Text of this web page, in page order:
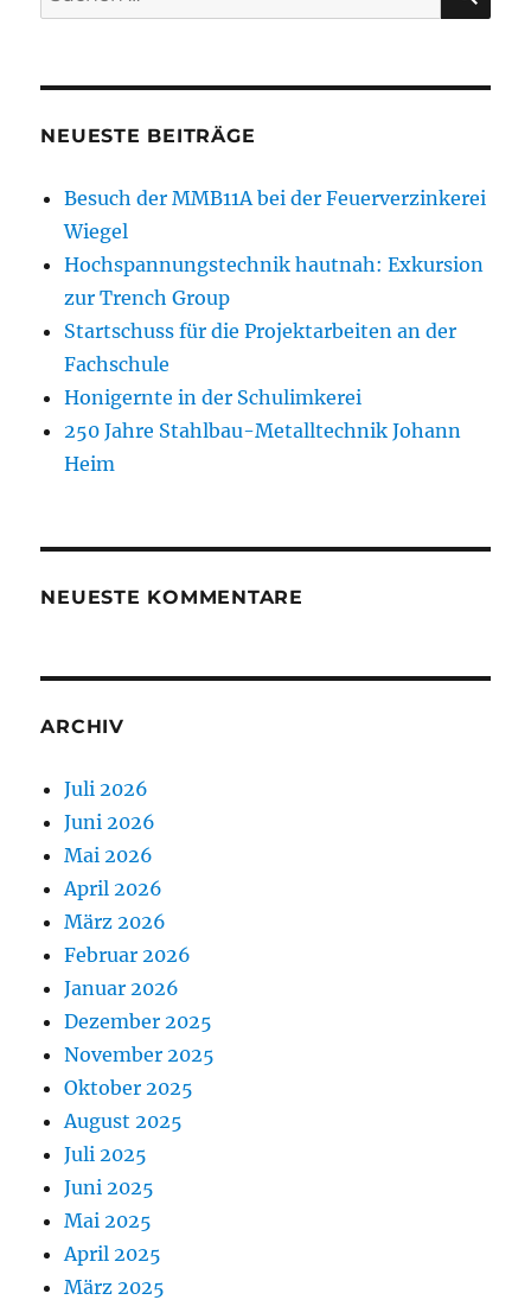
nach:
NEUESTE BEITRÄGE
Besuch der MMB11A bei der Feuerverzinkerei
Wiegel
Hochspannungstechnik hautnah: Exkursion
zur Trench Group
Startschuss für die Projektarbeiten an der
Fachschule
Honigernte in der Schulimkerei
250 Jahre Stahlbau-Metalltechnik Johann
Heim
NEUESTE KOMMENTARE
ARCHIV
Juli 2026
Juni 2026
Mai 2026
April 2026
März 2026
Februar 2026
Januar 2026
Dezember 2025
November 2025
Oktober 2025
August 2025
Juli 2025
Juni 2025
Mai 2025
April 2025
März 2025